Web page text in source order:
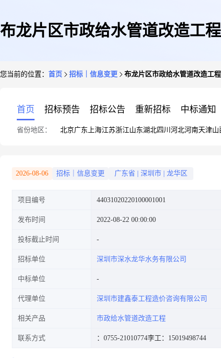
布龙片区市政给水管道改造工程
您当前的位置： 首页 招标｜信息变更 布龙片区市政给水管道改造工程
首页 招标预告 招标公告 重新招标 中标通知
省份地区： 北京广东 上海江苏浙江山东湖北四川 河北河南天津山
2026-08-06 招标｜信息变更 广东省 深圳市 龙华区
项目编号 44031020220100001001
发布时间 2022-08-22 00:00:00
投标截止时间
招标单位 深圳市深水龙华水务有限公司
中标单位
代理单位 深圳市建鑫泰工程造价咨询有限公司
相关产品 市政给水管道改造工程
联系方式 ：0755-21010774李工：15019498744